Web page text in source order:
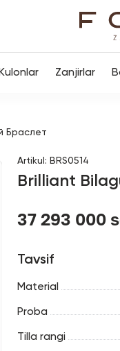
Kulonlar Zanjirlar
Браслет
Artikul : BRS0514
Brilliant
37 293 000
Tavsif
Material
Proba
Tilla rangi